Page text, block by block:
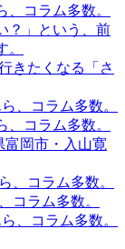
、コラム多数。
？」という、前
きたくなる「さ
、コラム多数。
、コラム多数。
富岡市・入山寛
、コラム多数。
コラム多数。
、コラム多数。